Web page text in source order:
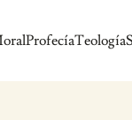
ProfecíaTeología